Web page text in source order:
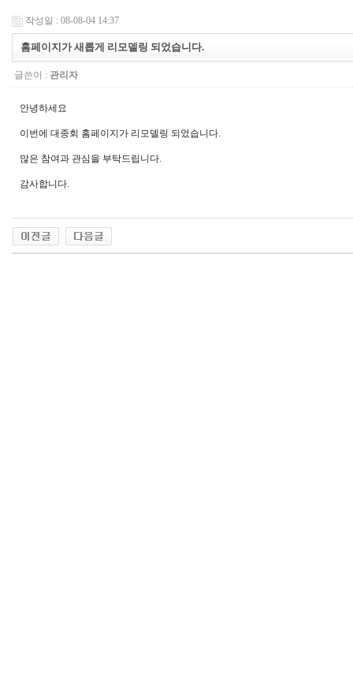
작성일 : 08-08-04 14:37
홈페이지가 새롭게 리모델링 되었습니다.
글쓴이 : 관리자
안녕하세요
이번에 대종회 홈페이지가 리모델링 되었습니다.
많은 참여과 관심을 부탁드립니다.
감사합니다.